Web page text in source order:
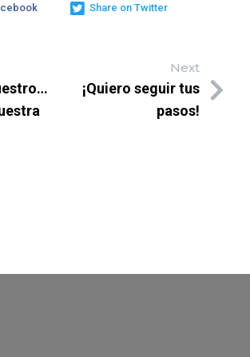
Share on Twitter
Next
¡Quiero seguir tus
pasos!